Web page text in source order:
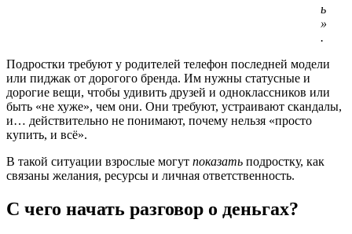
ь
»
.
Подростки требуют у родителей телефон последней модели
или пиджак от дорогого бренда. Им нужны статусные и
дорогие вещи, чтобы удивить друзей и одноклассников или
быть «не хуже», чем они. Они требуют, устраивают скандалы,
и… действительно не понимают, почему нельзя «просто
купить, и всё».
В такой ситуации взрослые могут показать подростку, как
связаны желания, ресурсы и личная ответственность.
С чего начать разговор о деньгах?